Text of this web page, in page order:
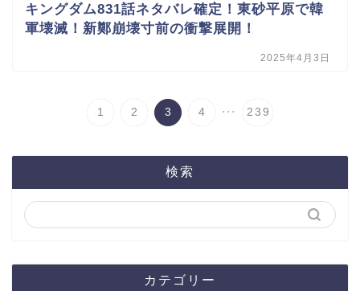
キングダム831話ネタバレ確定！東砂平原で韓
軍壊滅！新鄭崩壊寸前の衝撃展開！
2025年4月3日
1 2 3 4 ... 239
検索
カテゴリー